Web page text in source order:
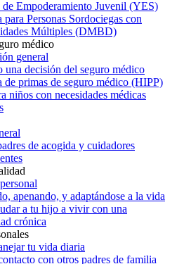
de Empoderamiento Juvenil (YES)
para Personas Sordociegas con
Múltiples (DMBD)
médico
general
una decisión del seguro médico
de primas de seguro médico (HIPP)
niños con necesidades médicas
de acogida y cuidadores
apenando, y adaptándose a la vida
a tu hijo a vivir con una
crónica
tu vida diaria
con otros padres de familia